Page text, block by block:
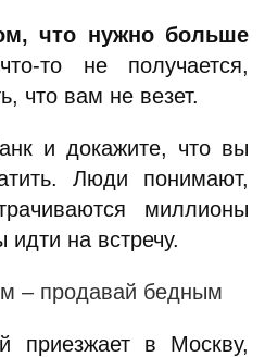
что нужно больше
то не получается,
что вам не везет.
и докажите, что вы
Люди понимают,
миллионы
идти на встречу.
– продавай бедным
приезжает в Москву,